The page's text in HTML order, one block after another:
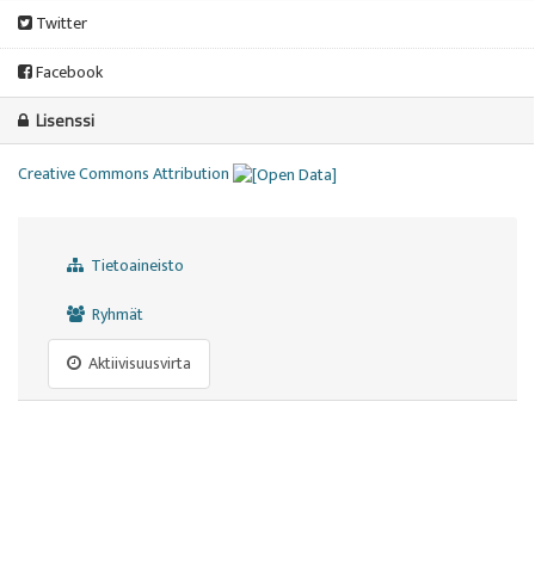
Twitter
Facebook
Lisenssi
Creative Commons Attribution
Tietoaineisto
Ryhmät
Aktiivisuusvirta